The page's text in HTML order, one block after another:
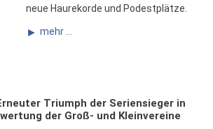
neue Haurekorde und Podestplätze.
mehr ...
Triumph der Seriensieger in
der Groß- und Kleinvereine